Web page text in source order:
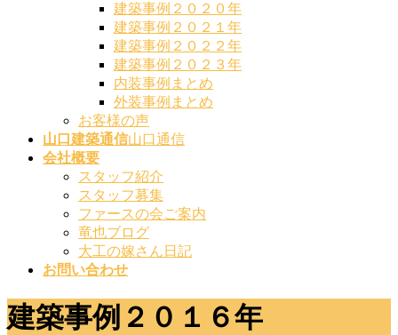
建築事例２０２０年
建築事例２０２１年
建築事例２０２２年
建築事例２０２３年
内装事例まとめ
外装事例まとめ
お客様の声
山口建築通信山口通信
会社概要
スタッフ紹介
スタッフ募集
ファースの会ご案内
竜也ブログ
大工の嫁さん日記
お問い合わせ
建築事例２０１６年